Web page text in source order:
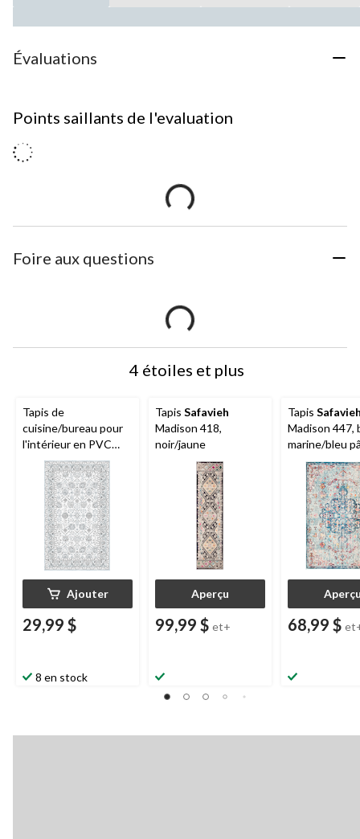
Évaluations
Points saillants de l'evaluation
Foire aux questions
4 étoiles et plus
Tapis de
cuisine/bureau pour
l'intérieur en PVC
avec endos
antidérapant, motif
bleu/gris, 18 x 30 po
Ajouter
29,99 $
8 en stock
Tapis Safavieh
Madison 418,
noir/jaune
Aperçu
99,99 $ et+
Tapis
Madison 447,
marine/bleu
68,99 $